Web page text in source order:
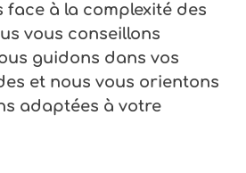
face à la complexité des
vous conseillons
guidons dans vos
et nous vous orientons
adaptées à votre